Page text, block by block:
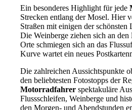
und echte Gastfreundschaft sucht, findet
perfekten Ausgangspunkt für
Motorrad.
Ein besonderes Highlight für jede
Strecken entlang der Mosel. Hier
Straßen mit einigen der schönsten
Die Weinberge ziehen sich an
Orte schmiegen sich an das
Kurve wartet ein neues
Die zahlreichen Aussichtspunkte
den beliebtesten Fotostopps der
Motorradfahrer spektakuläre
Flussschleifen, Weinberge und
den Morgen- und Abendstunden